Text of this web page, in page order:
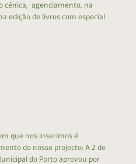
cénica, agenciamento, na
edição de livros com especial
que nos inserimos é
do nosso projecto: A 2 de
do Porto aprovou por